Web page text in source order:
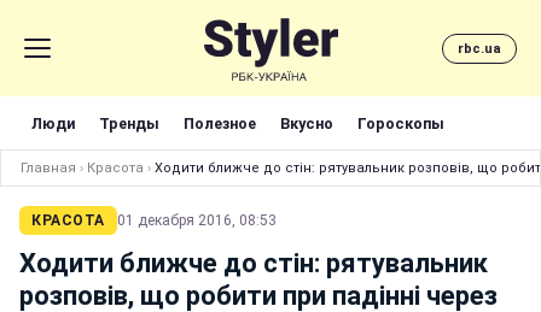
rbc.ua
Люди Тренды Полезное Вкусно Гороскопы
Главная › Красота › Ходити ближче до стін: рятувальник розповів, що
КРАСОТА 01 декабря 2016, 08:53
Ходити ближче до стін: рятувальник
розповів, що робити при падінні через